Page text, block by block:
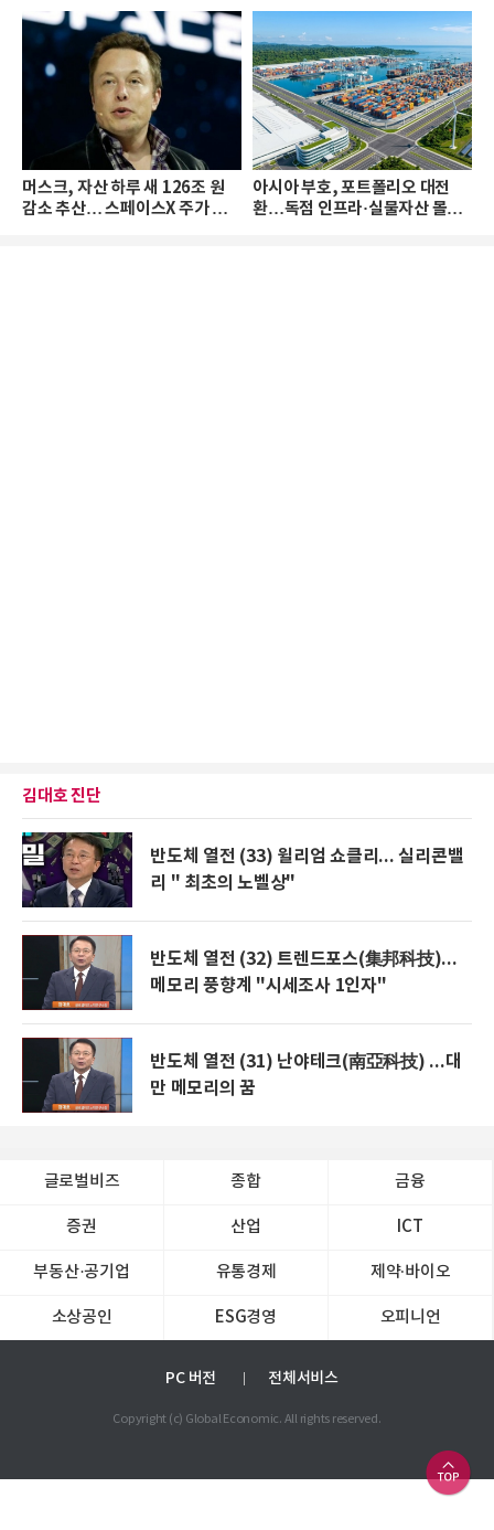
머스크, 자산 하루 새 126조 원
감소 추산… 스페이스X 주가 하
아시아 부호, 포트폴리오 대전
환…독점 인프라·실물자산 몰린
김대호 진단
반도체 열전 (33) 윌리엄 쇼클리... 실리콘밸
리 " 최초의 노벨상"
반도체 열전 (32) 트렌드포스(集邦科技)...
메모리 풍향계 "시세조사 1인자"
반도체 열전 (31) 난야테크(南亞科技) ...대
만 메모리의 꿈
글로벌비즈 종합 금융
증권 산업 ICT
부동산·공기업 유통경제 제약∙바이오
소상공인 ESG경영 오피니언
PC 버전 전체서비스
Copyright (c) Global Economic. All rights reserved.